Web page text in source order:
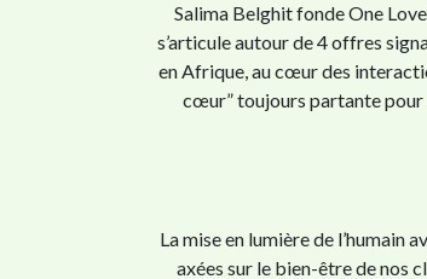
Salima Belghit fonde One
s’articule autour de 4 offres
en Afrique, au cœur des
cœur” toujours partante pour
La mise en lumière de l’humain
axées sur le bien-être de nos